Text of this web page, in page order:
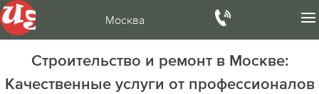
Москва
Строительство и ремонт в Москве:
Качественные услуги от профессионалов